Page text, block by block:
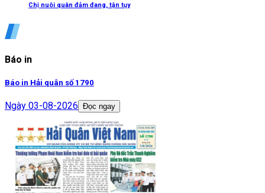
Chị nuôi quân đảm đang, tận tụy
Báo in
Báo in Hải quân số 1790
Ngày 03-08-2026 Đọc ngay